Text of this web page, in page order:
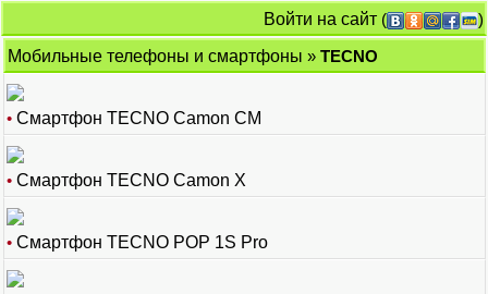
Войти на сайт (
)
Мобильные телефоны и смартфоны » TECNO
• Смартфон TECNO Camon CM
• Смартфон TECNO Camon X
• Смартфон TECNO POP 1S Pro